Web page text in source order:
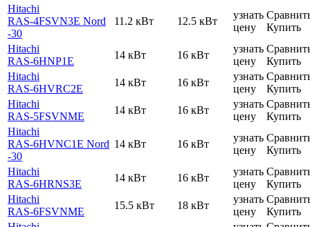
Hitachi
RAS-4FSVN3E Nord
-30
11.2 кВт 12.5 кВт
узнать
цену
Купить
Hitachi
RAS-6HNP1E
14 кВт 16 кВт
узнать
цену
Купить
Hitachi
RAS-6HVRC2E
14 кВт 16 кВт
узнать
цену
Купить
Hitachi
RAS-5FSVNME
14 кВт 16 кВт
узнать
цену
Купить
Hitachi
RAS-6HVNC1E Nord
-30
14 кВт 16 кВт
узнать
цену
Купить
Hitachi
RAS-6HRNS3E
14 кВт 16 кВт
узнать
цену
Купить
Hitachi
RAS-6FSVNME
15.5 кВт 18 кВт
узнать
цену
Купить